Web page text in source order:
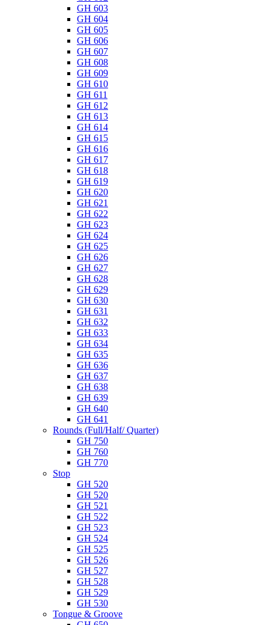
GH 603
GH 604
GH 605
GH 606
GH 607
GH 608
GH 609
GH 610
GH 611
GH 612
GH 613
GH 614
GH 615
GH 616
GH 617
GH 618
GH 619
GH 620
GH 621
GH 622
GH 623
GH 624
GH 625
GH 626
GH 627
GH 628
GH 629
GH 630
GH 631
GH 632
GH 633
GH 634
GH 635
GH 636
GH 637
GH 638
GH 639
GH 640
GH 641
Rounds (Full/Half/ Quarter)
GH 750
GH 760
GH 770
Stop
GH 520
GH 520
GH 521
GH 522
GH 523
GH 524
GH 525
GH 526
GH 527
GH 528
GH 529
GH 530
Tongue & Groove